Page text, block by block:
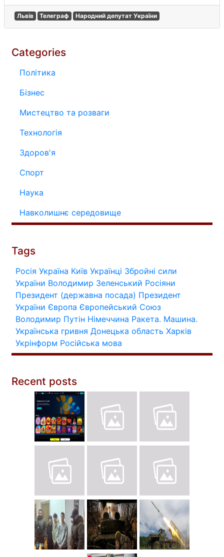
Львів Телеграф Народний депутат України
Categories
Політика
Бізнес
Мистецтво та розваги
Технологія
Здоров'я
Спорт
Наука
Навколишнє середовище
Tags
Росія Україна Київ Українці Збройні сили
України Володимир Зеленський Росіяни
Президент (державна посада) Президент
України Європа Європейський Союз
Володимир Путін Німеччина Ракета. Машина.
Українська гривня Донецька область Харків
Укрінформ Російська мова
Recent posts